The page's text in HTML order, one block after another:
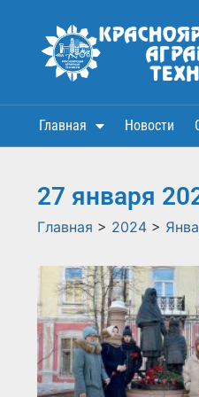
Главная Новости
27 января
Главная > 2024 >